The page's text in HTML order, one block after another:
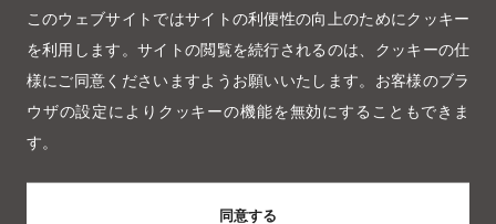
このウェブサイトではサイトの利便性の向上のためにクッキー
を利用します。サイトの閲覧を続行されるのは、クッキーの仕
様にご同意くださいますようお願いいたします。お客様のブラ
ウザの設定によりクッキーの機能を無効にすることもできま
す。
同意する